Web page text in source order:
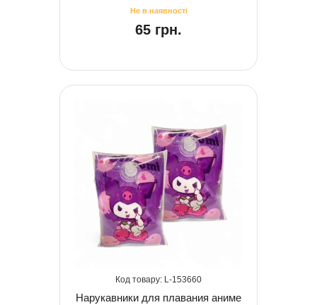
65 грн.
153660
Нарукавники для плавания аниме